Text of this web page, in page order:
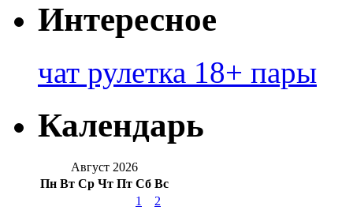
Интересное
чат рулетка 18+ пары
Календарь
Август 2026
Пн Вт Ср Чт Пт Сб Вс
1
2